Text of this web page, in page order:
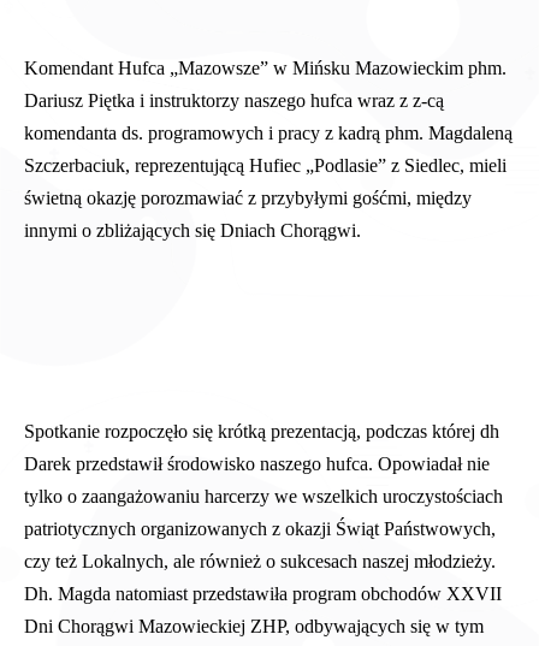
Komendant Hufca „Mazowsze” w Mińsku Mazowieckim phm.
Dariusz Piętka i instruktorzy naszego hufca wraz z z-cą
komendanta ds. programowych i pracy z kadrą phm. Magdaleną
Szczerbaciuk, reprezentującą Hufiec „Podlasie” z Siedlec, mieli
świetną okazję porozmawiać z przybyłymi gośćmi, między
innymi o zbliżających się Dniach Chorągwi.
Spotkanie rozpoczęło się krótką prezentacją, podczas której dh
Darek przedstawił środowisko naszego hufca. Opowiadał nie
tylko o zaangażowaniu harcerzy we wszelkich uroczystościach
patriotycznych organizowanych z okazji Świąt Państwowych,
czy też Lokalnych, ale również o sukcesach naszej młodzieży.
Dh. Magda natomiast przedstawiła program obchodów XXVII
Dni Chorągwi Mazowieckiej ZHP, odbywających się w tym